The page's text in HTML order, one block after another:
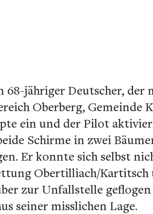
68-jähriger Deutscher,
Oberberg, Gemeinde
ein und der Pilot
Schirme in zwei
Er konnte sich selbst
Obertilliach/
zur Unfallstelle
seiner misslichen Lage.